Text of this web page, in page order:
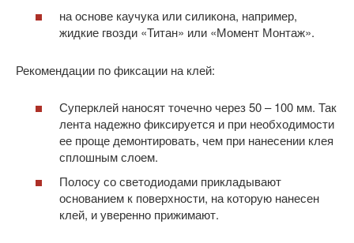
на основе каучука или силикона, например,
жидкие гвозди «Титан» или «Момент Монтаж».
Рекомендации по фиксации на клей:
Суперклей наносят точечно через 50 – 100 мм. Так
лента надежно фиксируется и при необходимости
ее проще демонтировать, чем при нанесении клея
сплошным слоем.
Полосу со светодиодами прикладывают
основанием к поверхности, на которую нанесен
клей, и уверенно прижимают.